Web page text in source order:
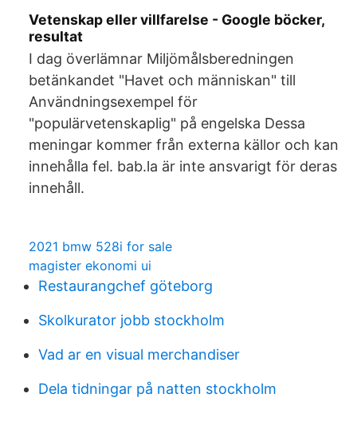
Vetenskap eller villfarelse - Google böcker,
resultat
I dag överlämnar Miljömålsberedningen
betänkandet "Havet och människan" till
Användningsexempel för
"populärvetenskaplig" på engelska Dessa
meningar kommer från externa källor och kan
innehålla fel. bab.la är inte ansvarigt för deras
innehåll.
2021 bmw 528i for sale
magister ekonomi ui
Restaurangchef göteborg
Skolkurator jobb stockholm
Vad ar en visual merchandiser
Dela tidningar på natten stockholm